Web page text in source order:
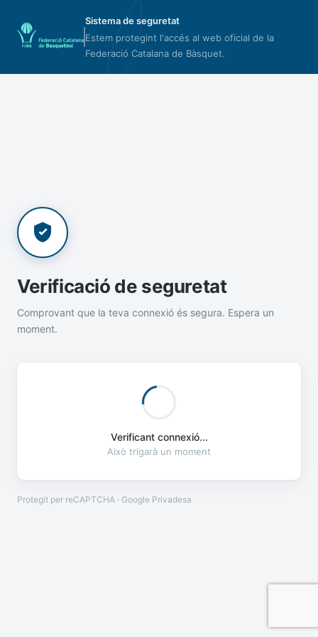
Sistema de seguretat
Estem protegint l'accés al web oficial de la
Federació Catalana de Bàsquet.
Verificació de seguretat
Comprovant que la teva connexió és segura. Espera un
moment.
Verificant connexió...
Això trigarà un moment
Protegit per reCAPTCHA · Google Privadesa